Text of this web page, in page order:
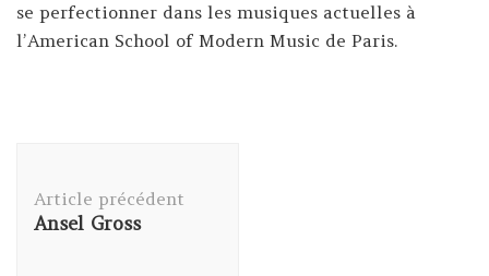
se perfectionner dans les musiques actuelles à
l’American School of Modern Music de Paris.
Article précédent
Ansel Gross